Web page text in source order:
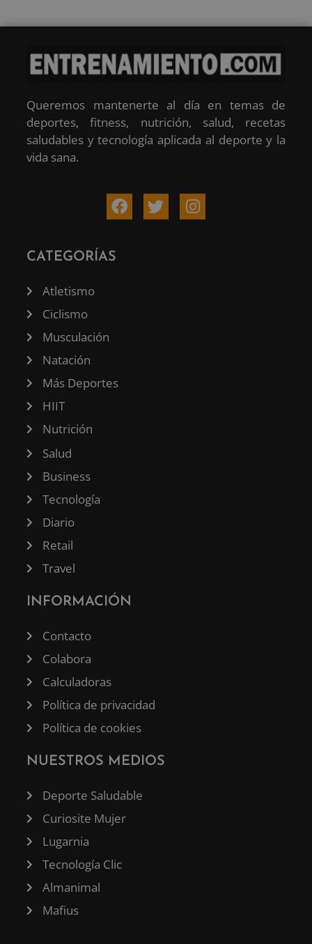
Queremos mantenerte al día en temas de
deportes, fitness, nutrición, salud, recetas
saludables y tecnología aplicada al deporte y la
vida sana.
CATEGORÍAS
Atletismo
Ciclismo
Musculación
Natación
Más Deportes
HIIT
Nutrición
Salud
Business
Tecnología
Diario
Retail
Travel
INFORMACIÓN
Contacto
Colabora
Calculadoras
Política de privacidad
Política de cookies
NUESTROS MEDIOS
Deporte Saludable
Curiosite Mujer
Lugarnia
Tecnología Clic
Almanimal
Mafius